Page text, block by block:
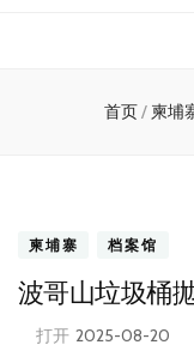
首页/ 柬埔
柬埔寨 档案馆
波哥山垃圾桶
打开 2025-08-20